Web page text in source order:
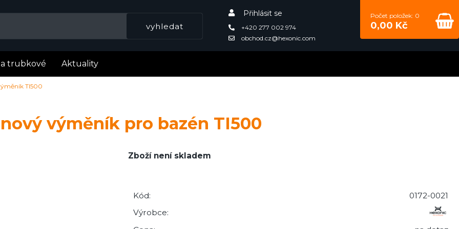
+420 277 002 974
obchod.cz@hexonic.com
Přihlásit se Počet položek: 0
0,00 Kč
trubkové Aktuality
TI500
výměník pro bazén TI500
Zboží není skladem
Kód:
0172-0021
Výrobce: